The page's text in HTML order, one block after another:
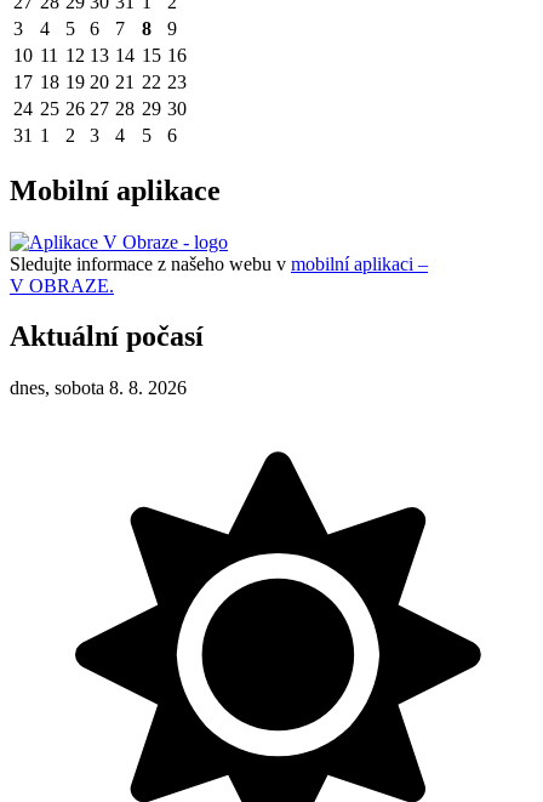
3
4 5 6 7 8
9
10 11 12 13 14 15 16
17 18 19 20 21 22 23
24 25 26 27 28 29 30
31 1 2 3 4 5 6
Mobilní aplikace
Sledujte informace z našeho webu v mobilní aplikaci –
V OBRAZE.
Aktuální počasí
dnes, sobota 8. 8. 2026